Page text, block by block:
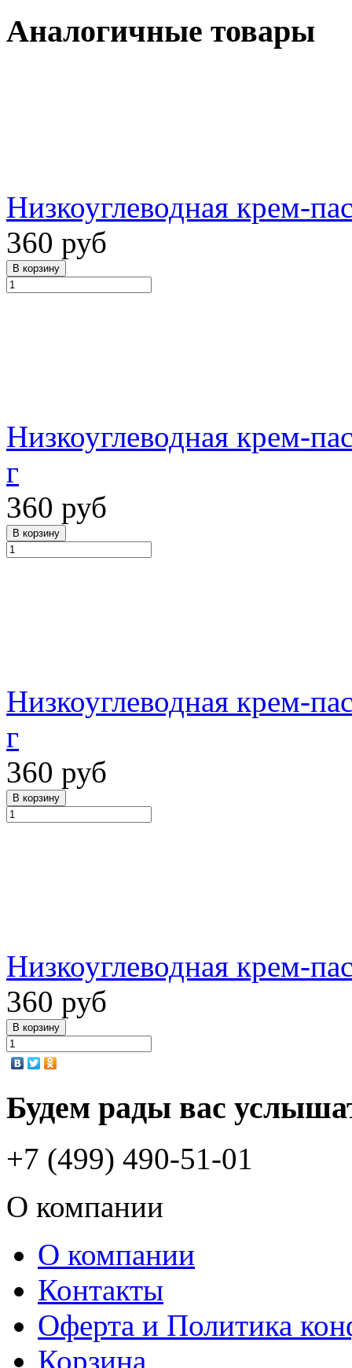
Аналогичные товары
Низкоуглеводная крем-
360 руб
Низкоуглеводная крем-
г
360 руб
Низкоуглеводная крем-
г
360 руб
Низкоуглеводная крем-
360 руб
Будем рады вас
+7 (499) 490-51-01
О компании
О компании
Контакты
Оферта и Политика
Корзина